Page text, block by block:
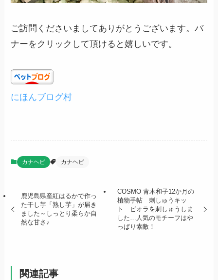
ご訪問くださいましてありがとうございます。バ
ナーをクリックして頂けると嬉しいです。
にほんブログ村
カナヘビ カナヘビ
鹿児島県産紅はるかで作っ
た干し芋「熟し芋」が届き
ました～しっとり柔らか自
然な甘さ♪
COSMO 青木和子12か月の
植物手帖 刺しゅうキッ
ト ビオラを刺しゅうしま
した…人気のモチーフはや
っぱり素敵！
関連記事